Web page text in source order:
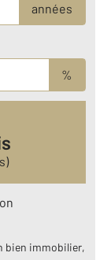
années
%
bien immobilier,